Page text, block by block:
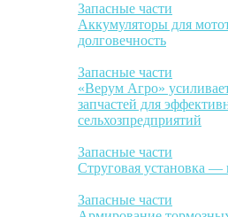
Запасные части
Аккумуляторы для
долговечность
Запасные части
«Верум Агро»
запчастей для
сельхозпредприятий
Запасные части
Струговая установка —
Запасные части